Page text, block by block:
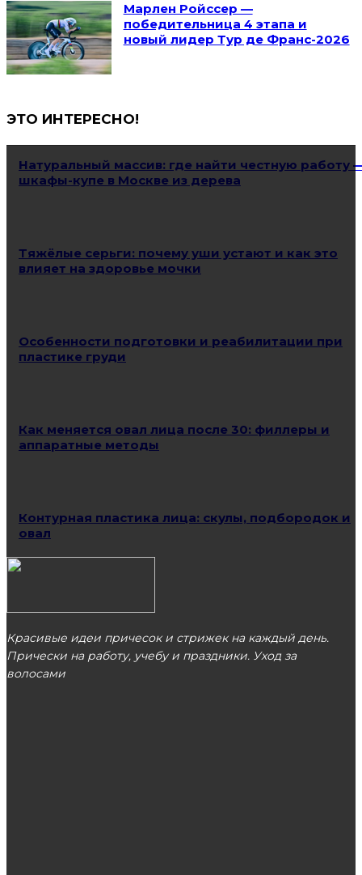
Марлен Ройссер —
победительница 4 этапа и
новый лидер Тур де Франс-2026
ЭТО ИНТЕРЕСНО!
Натуральный массив: где найти честную работу
шкафы-купе в Москве из дерева
Тяжёлые серьги: почему уши устают и как это
влияет на здоровье мочки
Особенности подготовки и реабилитации при
пластике груди
Как меняется овал лица после 30: филлеры и
аппаратные методы
Контурная пластика лица: скулы, подбородок и
овал
Красивые идеи причесок и стрижек на каждый день.
Прически на работу, учебу и праздники. Уход за
волосами